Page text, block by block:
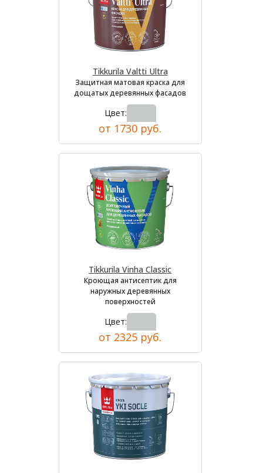
Tikkurila Valtti Ultra
Защитная матовая краска для
дощатых деревянных фасадов
Цвет:
от 1730 руб.
Tikkurila Vinha Classic
Кроющая антисептик для
наружных деревянных
поверхностей
Цвет:
от 2325 руб.